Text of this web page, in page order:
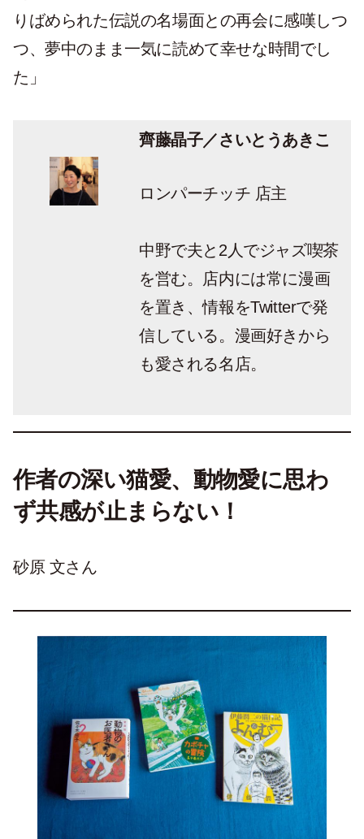
りばめられた伝説の名場面との再会に感嘆しつ
つ、夢中のまま一気に読めて幸せな時間でし
た」
齊藤晶子／さいとうあきこ
ロンパーチッチ 店主
中野で夫と2人でジャズ喫茶
を営む。店内には常に漫画
を置き、情報をTwitterで発
信している。漫画好きから
も愛される名店。
作者の深い猫愛、動物愛に思わ
ず共感が止まらない！
砂原 文さん